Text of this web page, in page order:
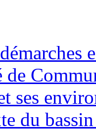
de
ses
du